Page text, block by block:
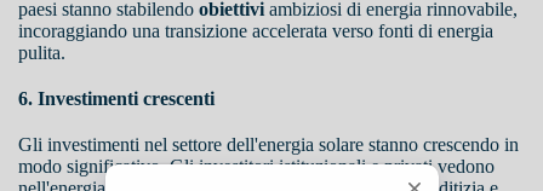
paesi stanno stabilendo obiettivi ambiziosi di energia rinnovabile,
incoraggiando una transizione accelerata verso fonti di energia
pulita.
6. Investimenti crescenti
Gli investimenti nel settore dell'energia solare stanno crescendo in
modo significativo. Gli investitori istituzionali e privati vedono